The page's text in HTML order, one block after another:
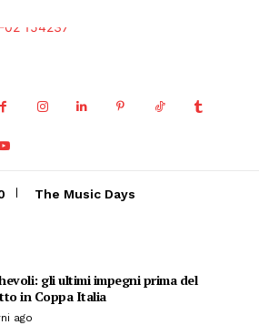
The Music Days
gli ultimi impegni prima del
in Coppa Italia
ago